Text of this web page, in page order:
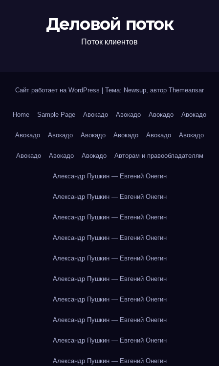
Деловой поток
Поток клиентов
Сайт работает на WordPress Тема: Newsup, автор Themeansar
Home Sample Page Авокадо Авокадо Авокадо Авокадо
Авокадо Авокадо Авокадо Авокадо Авокадо Авокадо
Авокадо Авокадо Авокадо Авторам и правообладателям
Александр Пушкин — Евгений Онегин
Александр Пушкин — Евгений Онегин
Александр Пушкин — Евгений Онегин
Александр Пушкин — Евгений Онегин
Александр Пушкин — Евгений Онегин
Александр Пушкин — Евгений Онегин
Александр Пушкин — Евгений Онегин
Александр Пушкин — Евгений Онегин
Александр Пушкин — Евгений Онегин
Александр Пушкин — Евгений Онегин